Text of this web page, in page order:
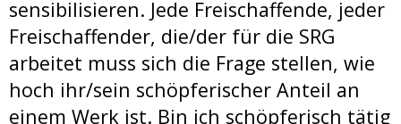
sensibilisieren. Jede Freischaffende, jeder
Freischaffender, die/der für die SRG
arbeitet muss sich die Frage stellen, wie
hoch ihr/sein schöpferischer Anteil an
einem Werk ist. Bin ich schöpferisch tätig